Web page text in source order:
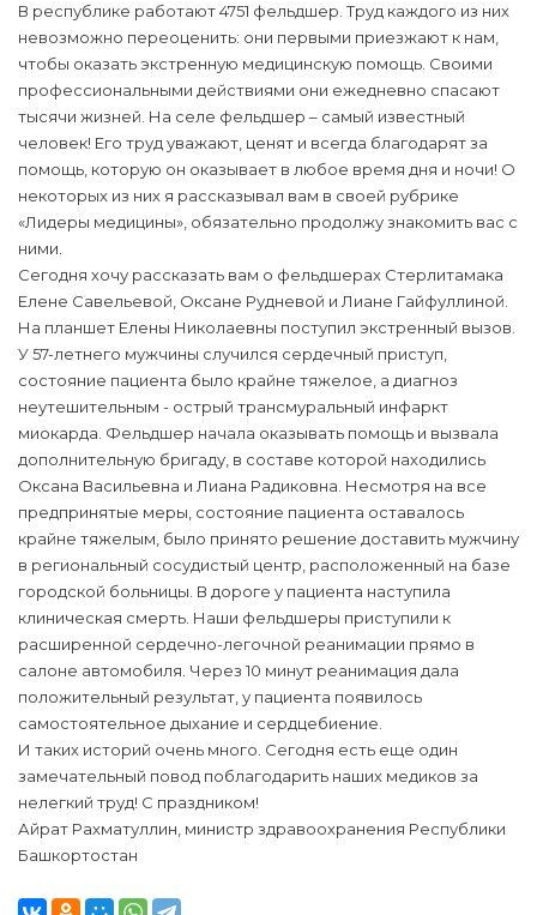
В республике работают 4751 фельдшер. Труд каждого из них
невозможно переоценить: они первыми приезжают к нам,
чтобы оказать экстренную медицинскую помощь. Своими
профессиональными действиями они ежедневно спасают
тысячи жизней. На селе фельдшер – самый известный
человек! Его труд уважают, ценят и всегда благодарят за
помощь, которую он оказывает в любое время дня и ночи! О
некоторых из них я рассказывал вам в своей рубрике
«Лидеры медицины», обязательно продолжу знакомить вас с
ними.
Сегодня хочу рассказать вам о фельдшерах Стерлитамака
Елене Савельевой, Оксане Рудневой и Лиане Гайфуллиной.
На планшет Елены Николаевны поступил экстренный вызов.
У 57-летнего мужчины случился сердечный приступ,
состояние пациента было крайне тяжелое, а диагноз
неутешительным - острый трансмуральный инфаркт
миокарда. Фельдшер начала оказывать помощь и вызвала
дополнительную бригаду, в составе которой находились
Оксана Васильевна и Лиана Радиковна. Несмотря на все
предпринятые меры, состояние пациента оставалось
крайне тяжелым, было принято решение доставить мужчину
в региональный сосудистый центр, расположенный на базе
городской больницы. В дороге у пациента наступила
клиническая смерть. Наши фельдшеры приступили к
расширенной сердечно-легочной реанимации прямо в
салоне автомобиля. Через 10 минут реанимация дала
положительный результат, у пациента появилось
самостоятельное дыхание и сердцебиение.
И таких историй очень много. Сегодня есть еще один
замечательный повод поблагодарить наших медиков за
нелегкий труд! С праздником!
Айрат Рахматуллин, министр здравоохранения Республики
Башкортостан